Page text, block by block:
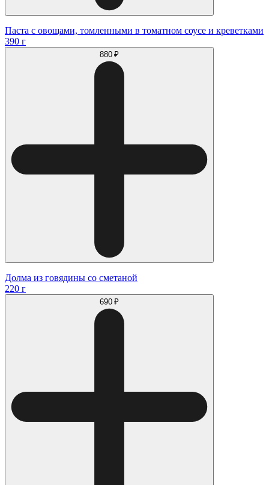
Паста с овощами, томленными в томатном соусе и креветками
390 г
880 ₽
Долма из говядины со сметаной
220 г
690 ₽